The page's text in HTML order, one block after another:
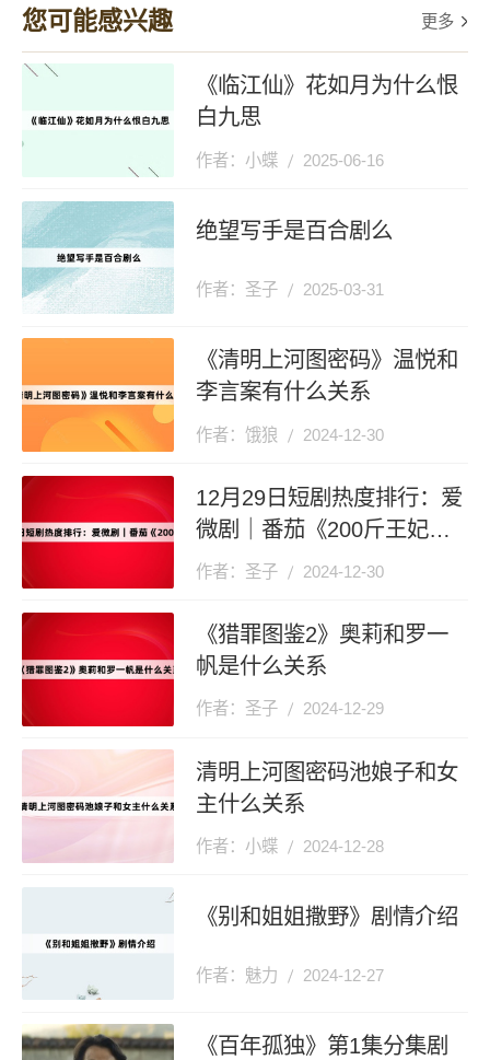
您可能感兴趣 更多
《临江仙》花如月为什么恨
白九思
作者：小蝶 2025-06-16
绝望写手是百合剧么
作者：圣子 2025-03-31
《清明上河图密码》温悦和
李言案有什么关系
作者：饿狼 2024-12-30
12月29日短剧热度排行：爱
微剧｜番茄《200斤王妃天
天想和离》登顶第一
作者：圣子 2024-12-30
《猎罪图鉴2》奥莉和罗一
帆是什么关系
作者：圣子 2024-12-29
清明上河图密码池娘子和女
主什么关系
作者：小蝶 2024-12-28
《别和姐姐撒野》剧情介绍
作者：魅力 2024-12-27
《百年孤独》第1集分集剧